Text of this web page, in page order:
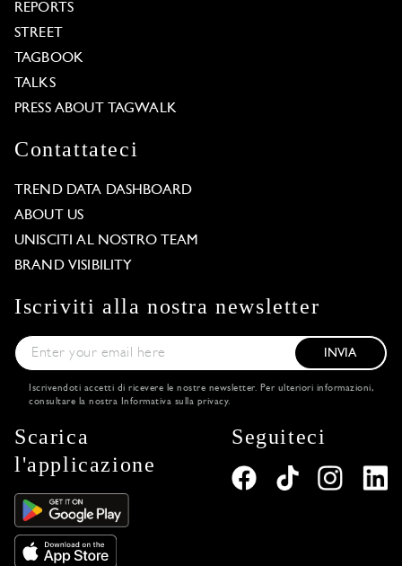
REPORTS
STREET
TAGBOOK
TALKS
PRESS ABOUT TAGWALK
Contattateci
TREND DATA DASHBOARD
ABOUT US
UNISCITI AL NOSTRO TEAM
BRAND VISIBILITY
Iscriviti alla nostra newsletter
INVIA
Iscrivendoti accetti di ricevere le nostre newsletter. Per ulteriori informazioni,
consultare la nostra Informativa sulla privacy.
Scarica
l'applicazione
Seguiteci